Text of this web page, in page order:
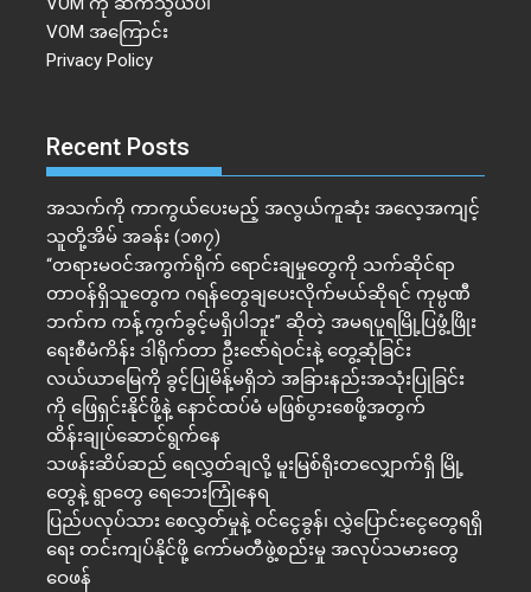
VOM အကြောင်း
Privacy Policy
Recent Posts
အသက်ကို ကာကွယ်ပေးမည့် အလွယ်ကူဆုံး အလေ့အကျင့်
သူတို့အိမ် အခန်း (၁၈၇)
“တရားမဝင်အကွက်ရိုက် ရောင်းချမှုတွေကို သက်ဆိုင်ရာ
တာဝန်ရှိသူတွေက ဂရန်တွေချပေးလိုက်မယ်ဆိုရင် ကုမ္ပဏီ
ဘက်က ကန့်ကွက်ခွင့်မရှိပါဘူး” ဆိုတဲ့ အမရပူရမြို့ပြဖွံ့ဖြိုး
ရေးစီမံကိန်း ဒါရိုက်တာ ဦးဇော်ရဲဝင်းနဲ့ တွေ့ဆုံခြင်း
လယ်ယာမြေကို ခွင့်ပြုမိန့်မရှိဘဲ အခြားနည်းအသုံးပြုခြင်း
ကို ဖြေရှင်းနိုင်ဖို့နဲ့ နောင်ထပ်မံ မဖြစ်ပွားစေဖို့အတွက်
ထိန်းချုပ်ဆောင်ရွက်နေ
သဖန်းဆိပ်ဆည် ရေလွှတ်ချလို့ မူးမြစ်ရိုးတလျှောက်ရှိ မြို့
တွေနဲ့ ရွာတွေ ရေဘေးကြုံနေရ
ပြည်ပလုပ်သား စေလွှတ်မှုနဲ့ ဝင်ငွေခွန်၊ လွှဲပြောင်းငွေတွေရရှိ
ရေး တင်းကျပ်နိုင်ဖို့ ကော်မတီဖွဲ့စည်းမှု အလုပ်သမားတွေ
ဝေဖန်